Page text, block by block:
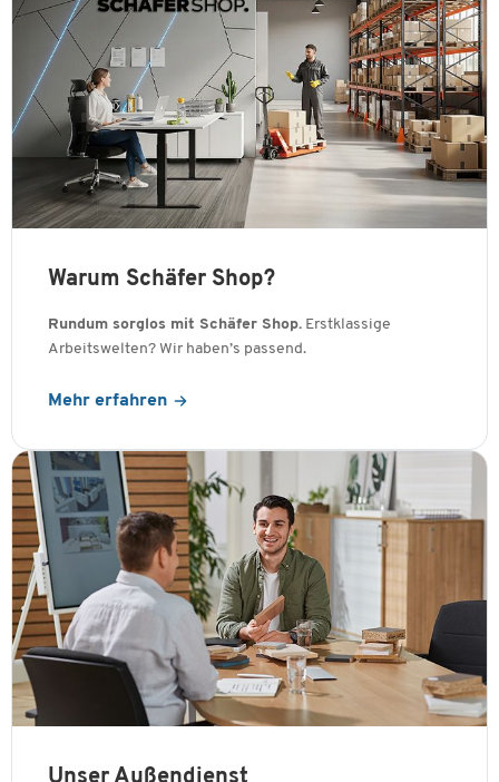
Warum Schäfer Shop?
Rundum sorglos mit Schäfer Shop. Erstklassige
Arbeitswelten? Wir haben’s passend.
Mehr erfahren